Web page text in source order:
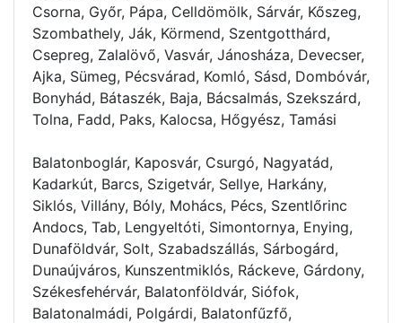
Csorna, Győr, Pápa, Celldömölk, Sárvár, Kőszeg,
Szombathely, Ják, Körmend, Szentgotthárd,
Csepreg, Zalalövő, Vasvár, Jánosháza, Devecser,
Ajka, Sümeg, Pécsvárad, Komló, Sásd, Dombóvár,
Bonyhád, Bátaszék, Baja, Bácsalmás, Szekszárd,
Tolna, Fadd, Paks, Kalocsa, Hőgyész, Tamási
Balatonboglár, Kaposvár, Csurgó, Nagyatád,
Kadarkút, Barcs, Szigetvár, Sellye, Harkány,
Siklós, Villány, Bóly, Mohács, Pécs, Szentlőrinc
Andocs, Tab, Lengyeltóti, Simontornya, Enying,
Dunaföldvár, Solt, Szabadszállás, Sárbogárd,
Dunaújváros, Kunszentmiklós, Ráckeve, Gárdony,
Székesfehérvár, Balatonföldvár, Siófok,
Balatonalmádi, Polgárdi, Balatonfűzfő,